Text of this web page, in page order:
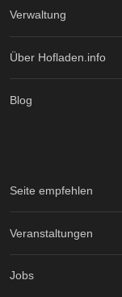
Verwaltung
Über Hofladen.info
Blog
Seite empfehlen
Veranstaltungen
Jobs